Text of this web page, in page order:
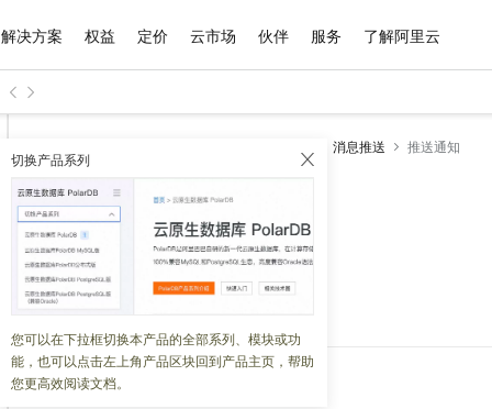
解决方案 权益 定价 云市场 伙伴 服务 了解阿里云
切换产品系列
您可以在下拉框切换本产品的全部系列、模块或功
能，也可以点击左上角产品区块回到产品主页，帮助
您更高效阅读文档。
消息推送 推送通知
推送通知
更新时间： 2026-02-09 03:04:46
进入页面
大模型
文本生成
Qwen3.8-Max HOT
智能体时代全能旗舰模型 Kimi 最新旗舰模型，长程编程与推
精选产品
大模型服务平台百炼
大模型服务与应用平台
千问大模型
多元化、高性能、安全可靠的大模型服务
无影云电脑
随时随地安全接入的云上超级电脑
云解析DNS
域名与网站
对象存储 OSS
一站式AI开发、训练和推理服务
Qoder CN
精选解决方案
千问办公，解锁你的工作新方式
企业级Agent产品，直接交付可用成果
Agency Agents：拥有专属领域专家
多领域专家智能体,一键组建 AI 虚拟交付团队
HappyHorse 打造一站式影视创作平台
快速拥有专属 OpenClaw
睿译宝，AI翻译排版一步到位
GLM-5.2：长任务时代开源旗舰
自主进化，持久记忆，越用越聪明
Claude Code + GStack 打造工
普惠上云
普惠上云 官方力荐
云服务器38元/年起，超值低价云产品抢先购
官方推荐返现计划
推荐新用户得奖励，单订单最高返9万
云工开物
高校专属算力普惠，学生认证享300元代金券
免费试用
AI 特惠
智启 AI 普惠权益
阿里云 OPC 创新助力计划
至高百万元 Token 补贴，加速一人
Qwen3.8-Max 首发尝鲜，限时加
千问办公，限时限量积分加倍
产品定价
了解云产品的定价详情
云上成本管理
管理和优化成本
价格计算器
自助选配和估算价格
价格优势
推动算力普惠，释放技术红利
精选商城
网站建设
多端小程序
Salesforce 国际版订阅
友盟天域
观测云
Tuya 物联网平台阿里云版
数据与 API
数据集
身份实名认证
短信
OCR 文字识别
发票查验
成为销售伙伴
分销伙伴
咨询伙伴
销售伙伴合作计划
Salesforce On Alibaba Cloud
Consulting Partner 合作计划
成为产品伙伴
产品生态集成认证中心
产品生态伙伴工作台
售前咨询
在线服务
售后服务
自助服务
工单服务
短信专区
企业增值服务
企业支持计划
企业增值服务台
服务实践
为什么选择阿里云
什么是云计算
技术领先
稳定可靠
安全合规
分析师报告
研究报告与白皮书
最佳实践
云上春晚
云栖战略参考
云上的中国
金融模力时刻